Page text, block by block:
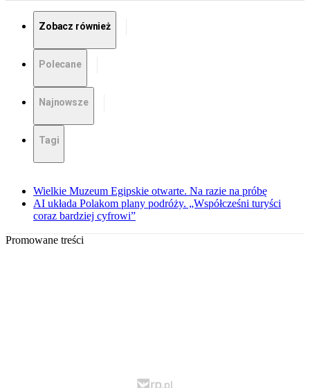
Zobacz również
Polecane
Najnowsze
Tagi
Wielkie Muzeum Egipskie otwarte. Na razie na próbę
AI układa Polakom plany podróży. „Współcześni turyści
coraz bardziej cyfrowi”
Promowane treści